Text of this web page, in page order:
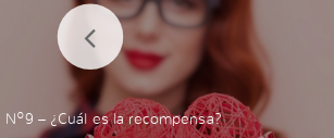
peor de lo que hacían conmi
la ayuda de los demás. Eso fue lo
y yo ahora NO quiero eso para
lo mejor para mi hija como tod
para su hija/o lo mejor y en este p
es en que ya desde pequeños y
Nº9 – ¿Cuál es la recompensa?